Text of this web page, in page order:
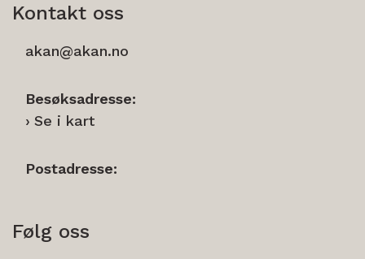
Kontakt oss
akan@akan.no
Besøksadresse:
Se i kart
Postadresse:
Følg oss